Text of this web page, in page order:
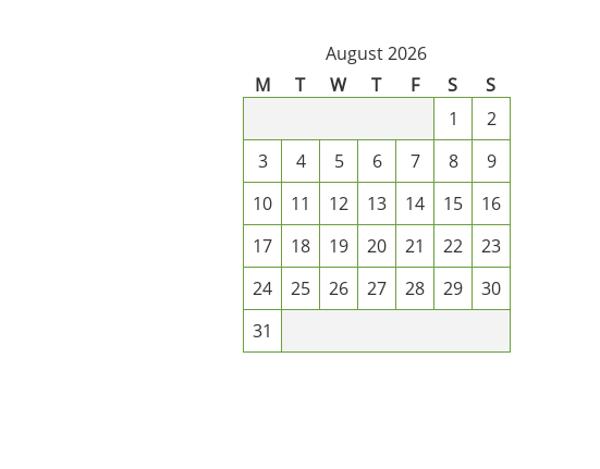
August 2026
M
T W T F S
S
1
2
3
4 5 6 7 8
9
10
11 12 13 14 15
16
17
18 19 20 21 22
23
24
25 26 27 28 29
30
31